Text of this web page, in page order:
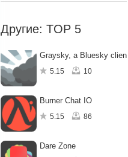
Другие: TOP 5
Graysky, a Bluesky client
5.15 10
Burner Chat IO
5.15 86
Dare Zone